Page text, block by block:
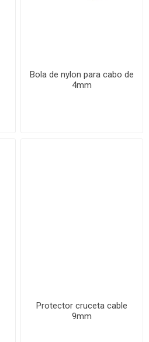
Bola de nylon para cabo de
4mm
Protector cruceta cable
9mm